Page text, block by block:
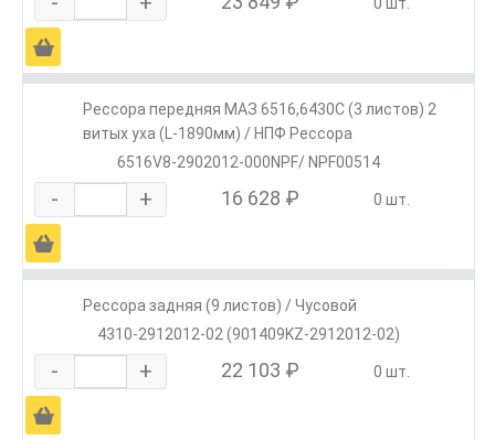
Ä
Рессора передняя МАЗ 6516,6430С (3 листов) 2
витых уха (L-1890мм) / НПФ Рессора
6516V8-2902012-000NPF/ NPF00514
- + 16 628 ₽ 0 шт.
Ä
Рессора задняя (9 листов) / Чусовой
4310-2912012-02 (901409KZ-2912012-02)
- + 22 103 ₽ 0 шт.
Ä